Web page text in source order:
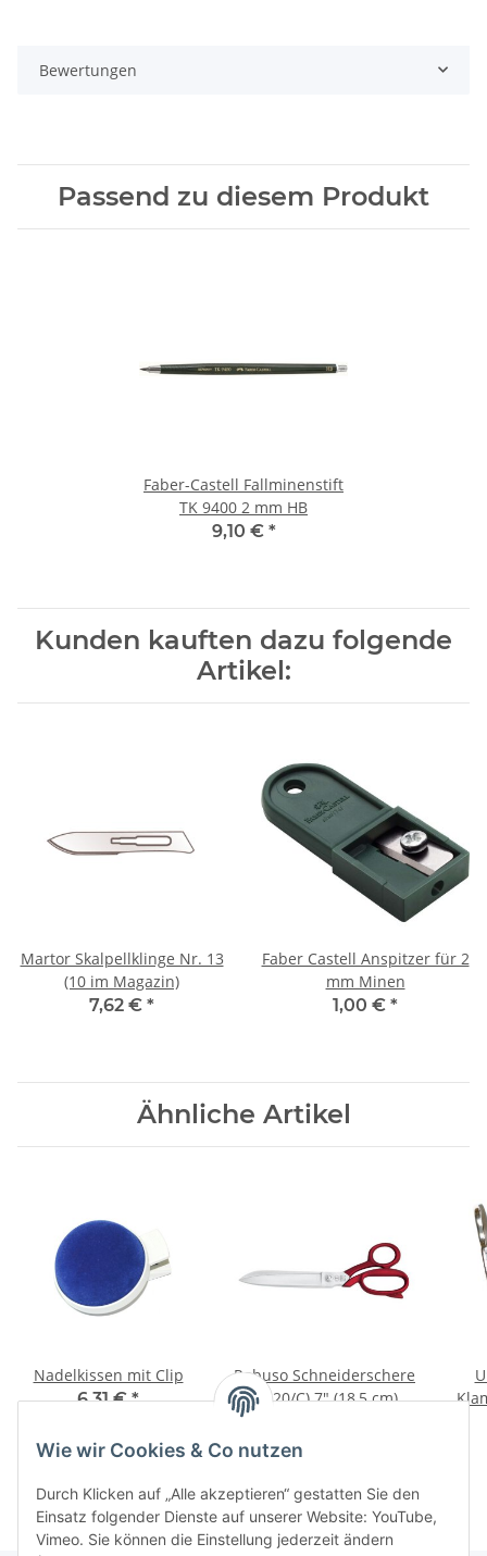
Wie wir Cookies & Co nutzen
Durch Klicken auf „Alle akzeptieren“ gestatten Sie den
Einsatz folgender Dienste auf unserer Website: YouTube,
Vimeo. Sie können die Einstellung jederzeit ändern
Bewertungen
Passend zu diesem Produkt
Faber-Castell Fallminenstift
TK 9400 2 mm HB
9,10 € *
Kunden kauften dazu folgende
Artikel:
Martor Skalpellklinge Nr. 13
(10 im Magazin)
7,62 € *
Faber Castell Anspitzer für 2
mm Minen
1,00 € *
Ähnliche Artikel
Nadelkissen mit Clip
6,31 €*
Robuso Schneiderschere
(1020/C) 7" (18,5 cm)